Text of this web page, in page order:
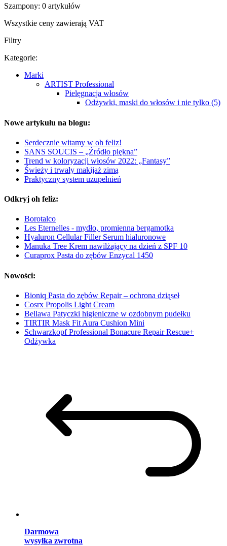
Szampony: 0 artykułów
Wszystkie ceny zawierają VAT
Filtry
Kategorie:
Marki
ARTIST Professional
Pielęgnacja włosów
Odżywki, maski do włosów i nie tylko (5)
Nowe artykułu na blogu:
Serdecznie witamy w oh feliz!
SANS SOUCIS – „Źródło piękna”
Trend w koloryzacji włosów 2022: „Fantasy”
Świeży i trwały makijaż zimą
Praktyczny system uzupełnień
Odkryj oh feliz:
Borotalco
Les Eternelles - mydło, promienna bergamotka
Hyaluron Cellular Filler Serum hialuronowe
Manuka Tree Krem nawilżający na dzień z SPF 10
Curaprox Pasta do zębów Enzycal 1450
Nowości:
Bioniq Pasta do zębów Repair – ochrona dziąseł
Cosrx Propolis Light Cream
Bellawa Patyczki higieniczne w ozdobnym pudełku
TIRTIR Mask Fit Aura Cushion Mini
Schwarzkopf Professional Bonacure Repair Rescue+
Odżywka
Darmowa
wysyłka zwrotna